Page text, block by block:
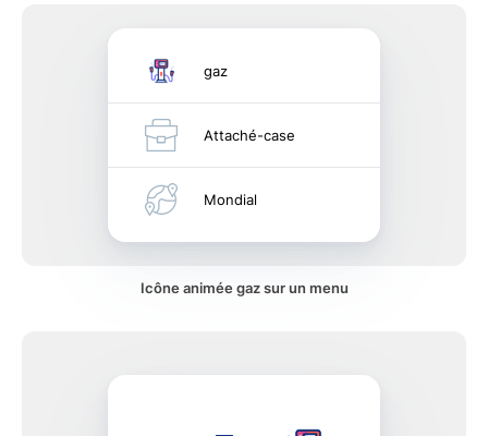
gaz
Attaché-case
Mondial
Icône animée gaz sur un menu